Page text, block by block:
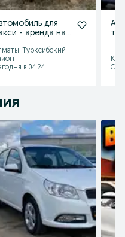
для
- аренда на
Турксибский
в 04:24